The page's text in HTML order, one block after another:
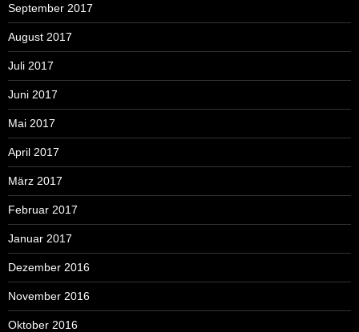
September 2017
August 2017
Juli 2017
Juni 2017
Mai 2017
April 2017
März 2017
Februar 2017
Januar 2017
Dezember 2016
November 2016
Oktober 2016